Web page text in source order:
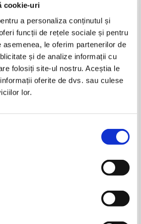
cookie-uri
a personaliza conținutul și
funcții de rețele sociale și pentru
le oferim partenerilor de
și de analize informații cu
folosiți site-ul nostru. Aceștia le
oferite de dvs. sau culese
lor.
Canada Handbook
-25%